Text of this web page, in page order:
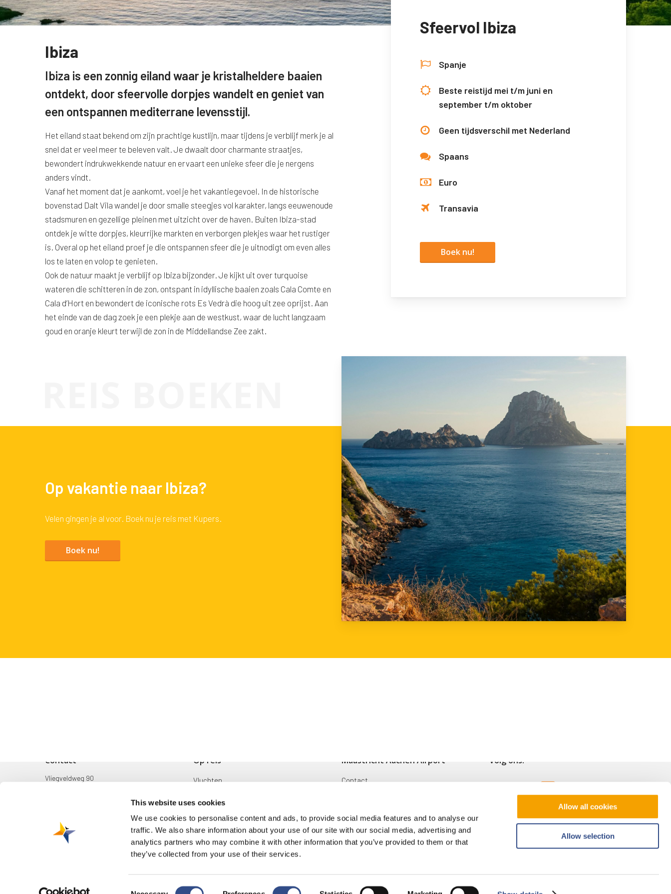
This website uses cookies
We use cookies to personalise content and ads, to provide social media features and to analyse our
traffic. We also share information about your use of our site with our social media, advertising and
analytics partners who may combine it with other information that you’ve provided to them or that
they’ve collected from your use of their services.
Allow all cookies
Allow selection
Ibiza
Ibiza is een zonnig eiland waar je kristalheldere baaien
ontdekt, door sfeervolle dorpjes wandelt en geniet van
een ontspannen mediterrane levensstijl.
Het eiland staat bekend om zijn prachtige kustlijn, maar tijdens je verblijf merk je al
snel dat er veel meer te beleven valt. Je dwaalt door charmante straatjes,
bewondert indrukwekkende natuur en ervaart een unieke sfeer die je nergens
anders vindt.
Vanaf het moment dat je aankomt, voel je het vakantiegevoel. In de historische
bovenstad Dalt Vila wandel je door smalle steegjes vol karakter, langs eeuwenoude
stadsmuren en gezellige pleinen met uitzicht over de haven. Buiten Ibiza-stad
ontdek je witte dorpjes, kleurrijke markten en verborgen plekjes waar het rustiger
is. Overal op het eiland proef je die ontspannen sfeer die je uitnodigt om even alles
los te laten en volop te genieten.
Ook de natuur maakt je verblijf op Ibiza bijzonder. Je kijkt uit over turquoise
wateren die schitteren in de zon, ontspant in idyllische baaien zoals Cala Comte en
Cala d’Hort en bewondert de iconische rots Es Vedrà die hoog uit zee oprijst. Aan
het einde van de dag zoek je een plekje aan de westkust, waar de lucht langzaam
goud en oranje kleurt terwijl de zon in de Middellandse Zee zakt.
Sfeervol Ibiza
Spanje
Beste reistijd mei t/m juni en
september t/m oktober
Geen tijdsverschil met Nederland
Spaans
Euro
Transavia
Boek nu!
Op vakantie naar Ibiza?
Velen gingen je al voor. Boek nu je reis met Kupers.
Boek nu!
Contact
Vliegveldweg 90
infodesk@maa.nl
Op reis
Vluchten
Bestemmingen
Mijn reis
Zoek & Boek
Maastricht Aachen Airport
Contact
Voorwaarden en reglementen
Disclaimer
Volg ons!
© 2026 Maastricht Aachen Airport. | Privacyverklaring|Cookieverklaring